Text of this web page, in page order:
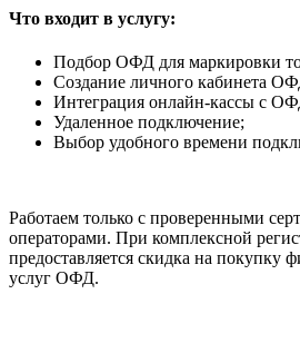
Что входит в услугу:
Подбор ОФД для маркировки
Создание личного кабинета
Интеграция онлайн-кассы с
Удаленное подключение;
Выбор удобного времени
Работаем только с проверенными
операторами. При комплексной
предоставляется скидка на покупку
услуг ОФД.